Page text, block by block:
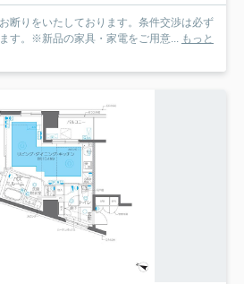
断りをいたしております。条件交渉は必ず
す。※新品の家具・家電をご用意... もっと